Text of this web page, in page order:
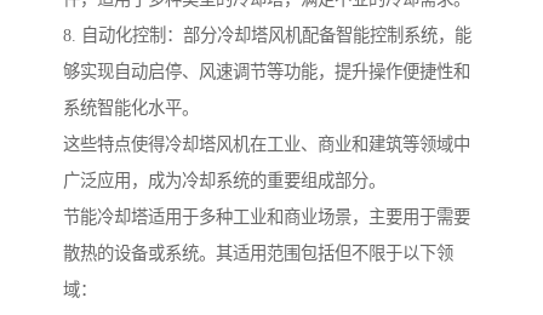
8. 自动化控制：部分冷却塔风机配备智能控制系统，能
够实现自动启停、风速调节等功能，提升操作便捷性和
系统智能化水平。
这些特点使得冷却塔风机在工业、商业和建筑等领域中
广泛应用，成为冷却系统的重要组成部分。
节能冷却塔适用于多种工业和商业场景，主要用于需要
散热的设备或系统。其适用范围包括但不限于以下领
域：